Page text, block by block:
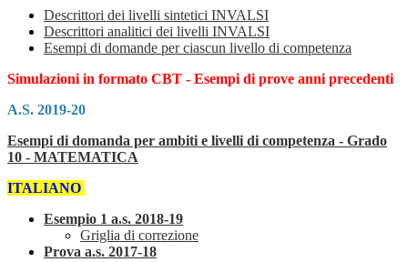
Descrittori dei livelli sintetici INVALSI
Descrittori analitici dei livelli INVALSI
Esempi di domande per ciascun livello di competenza
Simulazioni in formato CBT - Esempi di prove anni precedenti
A.S. 2019-20
Esempi di domanda per ambiti e livelli di competenza - Grado
10 - MATEMATICA
ITALIANO
Esempio 1 a.s. 2018-19
Griglia di correzione
Prova a.s. 2017-18